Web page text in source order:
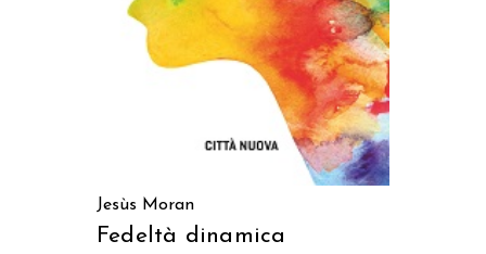
Jesùs Moran
Fedeltà dinamica